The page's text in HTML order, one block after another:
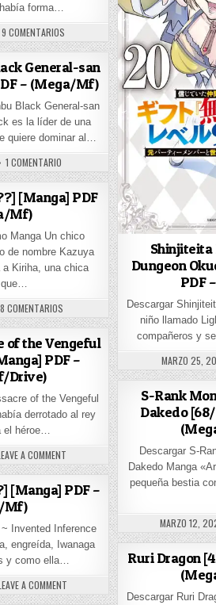
Shinjiteita
Dungeon
PDF
Descargar
niño llamado
compañeros y
PUBLISHED
MARZO 25,
forma…
9 COMENTARIOS EN CHAINSAWMAN [232/232]
General-san
– (Mega/Mf)
Black General-san
es la líder de una
quiere dominar al…
1 COMENTARIOEN ZANNEN JOKANBU BLACK
[Manga] PDF
Mf)
Manga Un chico
de nombre Kazuya
Kiriha, una chica
8 COMENTARIOS EN TSUGUMOMO [177/??] [MANGA]
of the Vengeful
PDF –
Drive)
of the Vengeful
derrotado al rey
héroe…
A COMMENT ON THE DARK MASSACRE OF THE
S-Rank
Dakedo
Descargar S-
Dakedo Manga
pequeña bestia
PUBLISHED
MARZO 12,
[Manga] PDF –
Mf)
Invented Inference
engreída, Iwanaga
y como ella…
A COMMENTON KYOKOU SUIRI [51/??] [MANGA]
Ruri Dragon
Descargar Ruri